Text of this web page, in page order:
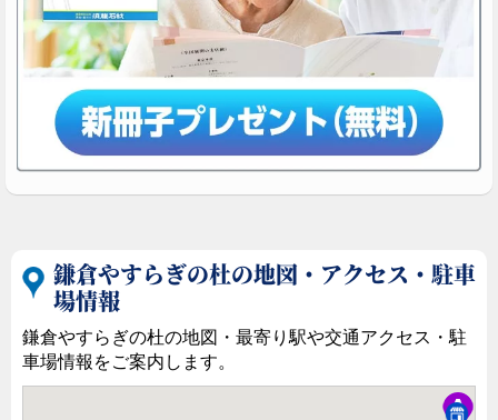
鎌倉やすらぎの杜の地図・アクセス・駐車
場情報
鎌倉やすらぎの杜の地図・最寄り駅や交通アクセス・駐
車場情報をご案内します。